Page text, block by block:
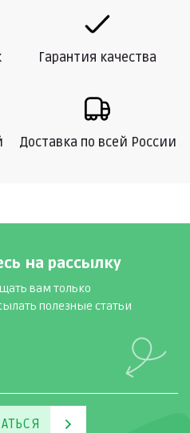
Гарантия качества
Доставка по всей России
на рассылку
вам только
полезные статьи